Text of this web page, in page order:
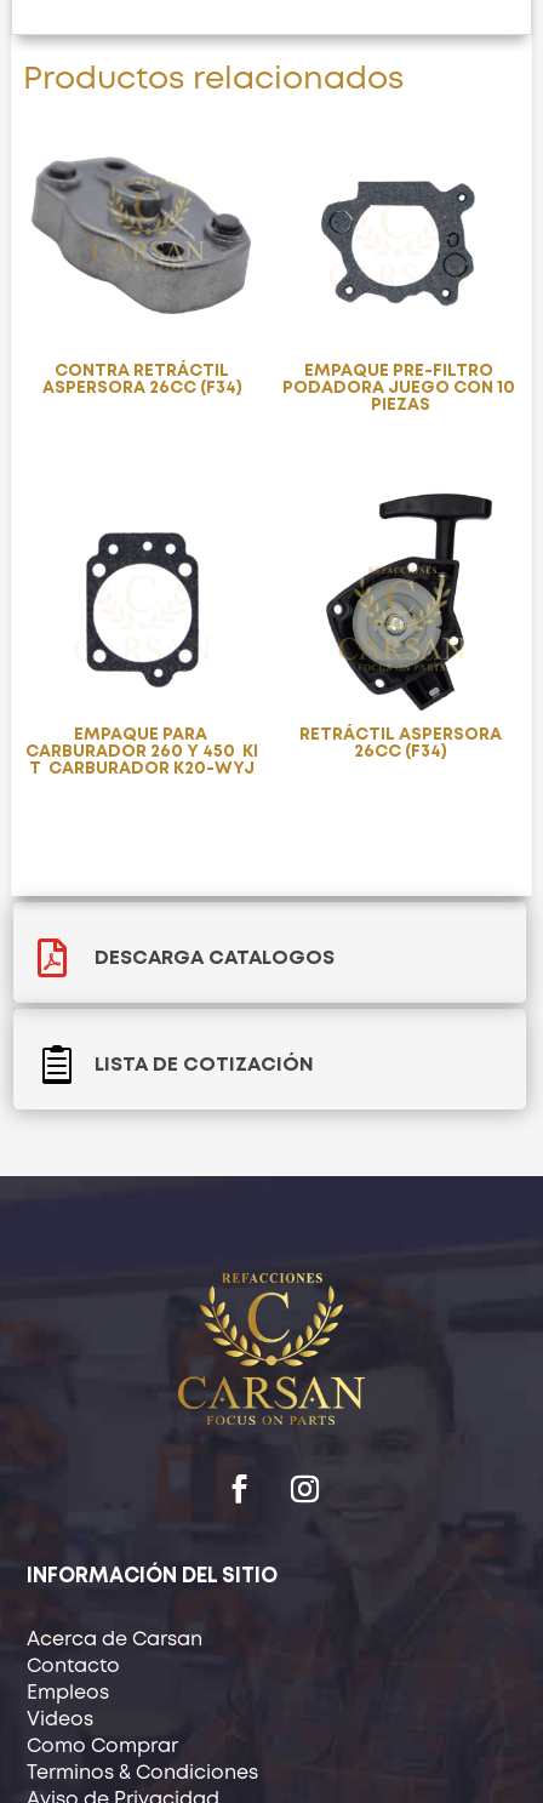
Productos relacionados
CONTRA RETRÁCTIL
ASPERSORA 26CC (F34)
EMPAQUE PRE-FILTRO
PODADORA JUEGO CON 10
PIEZAS
EMPAQUE PARA
CARBURADOR 260 Y 450 KI
T CARBURADOR K20-WYJ
RETRÁCTIL ASPERSORA
26CC (F34)
 DESCARGA CATALOGOS
 LISTA DE COTIZACIÓN
INFORMACIÓN DEL SITIO
Acerca de Carsan
Contacto
Empleos
Videos
Como Comprar
Terminos & Condiciones